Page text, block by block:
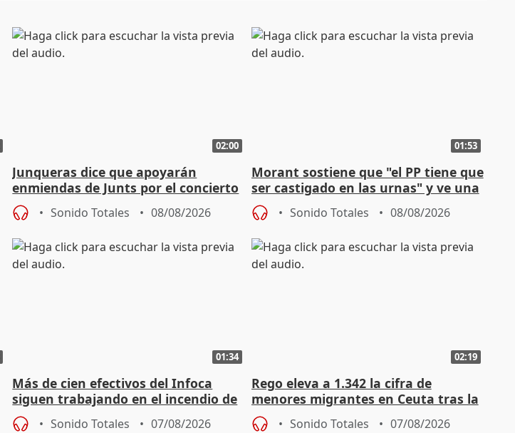
02:00
Junqueras dice que apoyarán
enmiendas de Junts por el concierto
en el trámite de financiación
Sonido Totales 08/08/2026
01:53
Morant sostiene que "el PP tiene que
ser castigado en las urnas" y ve una
"pulsión de cambio"
Sonido Totales 08/08/2026
01:34
Más de cien efectivos del Infoca
siguen trabajando en el incendio de
Niebla (Huelva)
Sonido Totales 07/08/2026
02:19
Rego eleva a 1.342 la cifra de
menores migrantes en Ceuta tras la
entrada masiva
Sonido Totales 07/08/2026